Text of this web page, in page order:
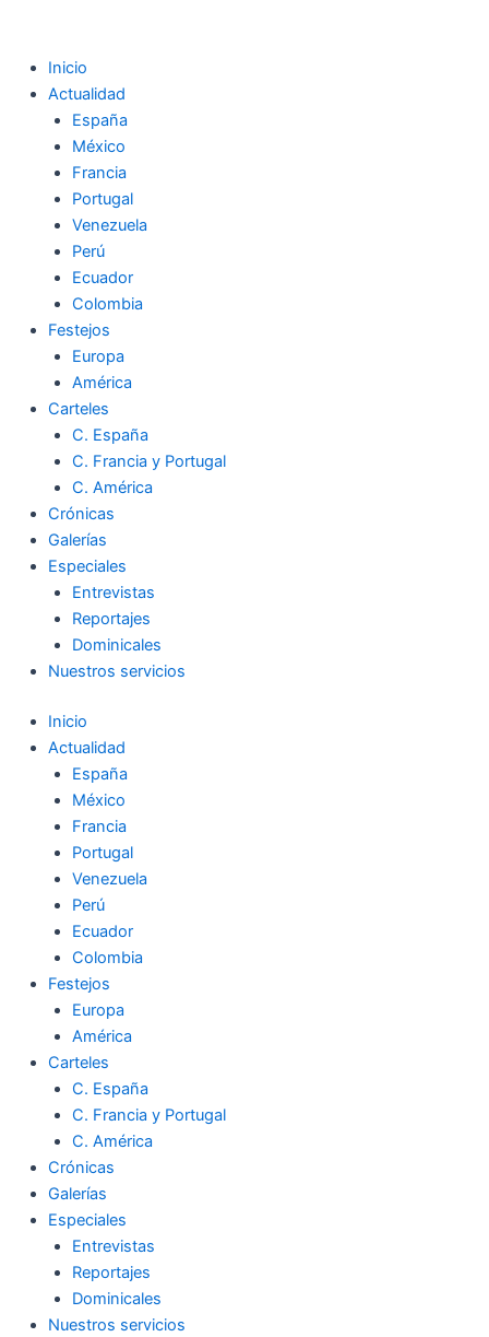
Inicio
Actualidad
España
México
Francia
Portugal
Venezuela
Perú
Ecuador
Colombia
Festejos
Europa
América
Carteles
C. España
C. Francia y Portugal
C. América
Crónicas
Galerías
Especiales
Entrevistas
Reportajes
Dominicales
Nuestros servicios
Inicio
Actualidad
España
México
Francia
Portugal
Venezuela
Perú
Ecuador
Colombia
Festejos
Europa
América
Carteles
C. España
C. Francia y Portugal
C. América
Crónicas
Galerías
Especiales
Entrevistas
Reportajes
Dominicales
Nuestros servicios